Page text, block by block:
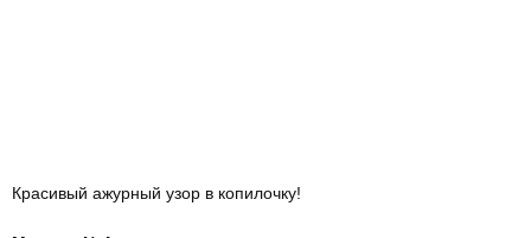
Красивый ажурный узор в копилочку!